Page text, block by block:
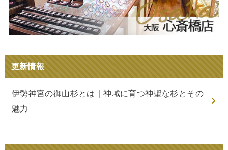
更新情報
伊勢神宮の御山杉とは｜神域に育つ神聖な杉とその
魅力